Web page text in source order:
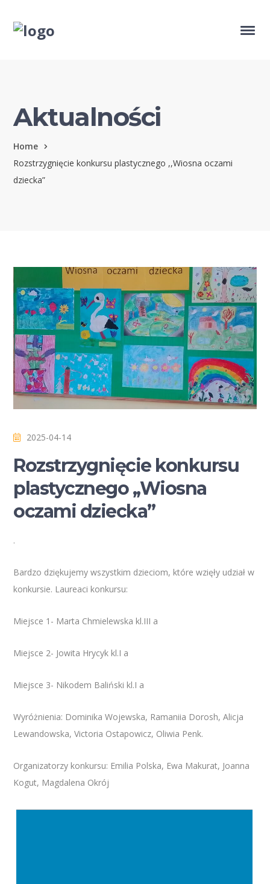
Aktualności
Home
Rozstrzygnięcie konkursu plastycznego ,,Wiosna oczami
dziecka”
2025-04-14
Rozstrzygnięcie konkursu
plastycznego ,,Wiosna
oczami dziecka”
.
Bardzo dziękujemy wszystkim dzieciom, które wzięły udział w
konkursie. Laureaci konkursu:
Miejsce 1- Marta Chmielewska kl.III a
Miejsce 2- Jowita Hrycyk kl.I a
Miejsce 3- Nikodem Baliński kl.I a
Wyróżnienia: Dominika Wojewska, Ramaniia Dorosh, Alicja
Lewandowska, Victoria Ostapowicz, Oliwia Penk.
Organizatorzy konkursu: Emilia Polska, Ewa Makurat, Joanna
Kogut, Magdalena Okrój